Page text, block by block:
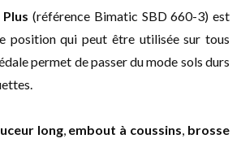
(référence Bimatic SBD 660-3) est
position qui peut être utilisée sur tous
permet de passer du mode sols durs
long, embout à coussins brosse